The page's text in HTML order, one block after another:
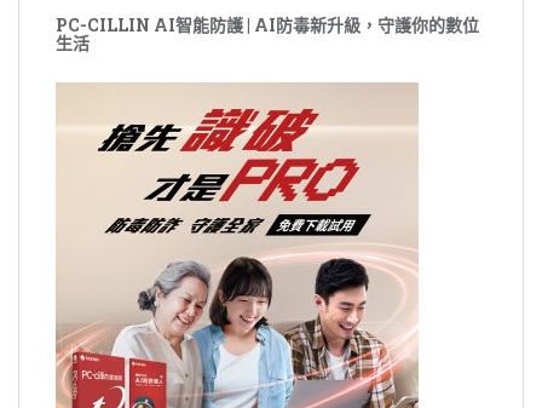
PC-CILLIN AI智能防護 | AI防毒新升級，守護你的數位
生活